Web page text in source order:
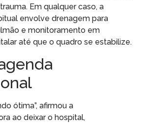
Em qualquer caso, a
envolve drenagem para
e monitoramento em
até que o quadro se estabilize.
ótima”, afirmou a
ao deixar o hospital,